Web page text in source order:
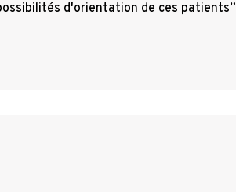
d'orientation de ces patients”